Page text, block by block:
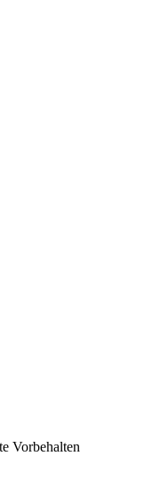
Vorbehalten